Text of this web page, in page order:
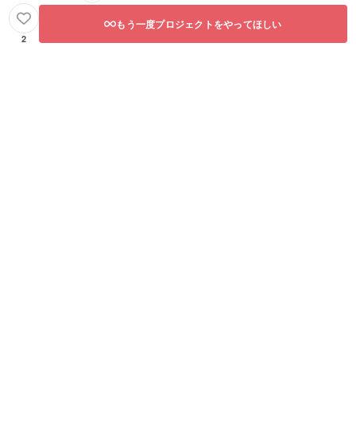
2
もう一度プロジェクトをやってほしい